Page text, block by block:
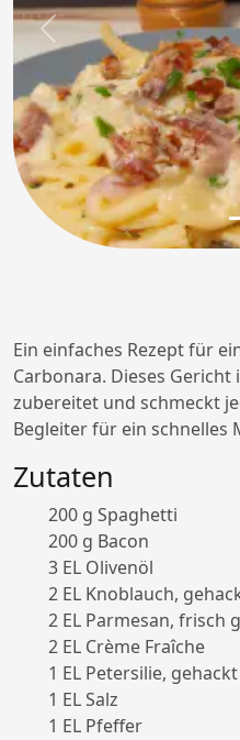
Previous
Ein einfaches Rezept für
Carbonara. Dieses
zubereitet und schmeckt
Begleiter für ein schnelles
Zutaten
200 g Spaghetti
200 g Bacon
3 EL Olivenöl
2 EL Knoblauch,
2 EL Parmesan, frisch
2 EL Crème Fraîche
1 EL Petersilie, gehackt
1 EL Salz
1 EL Pfeffer